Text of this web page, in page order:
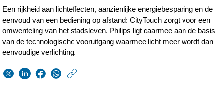
Een rijkheid aan lichteffecten, aanzienlijke energiebesparing en de
eenvoud van een bediening op afstand: CityTouch zorgt voor een
omwenteling van het stadsleven. Philips ligt daarmee aan de basis
van de technologische vooruitgang waarmee licht meer wordt dan
eenvoudige verlichting.